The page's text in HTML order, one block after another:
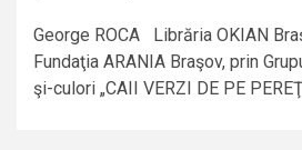
George ROCA Librăria OKIAN
Fundaţia ARANIA Braşov, prin
şi-culori „CAII VERZI DE PE